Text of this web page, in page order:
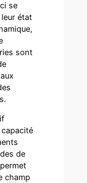
se
état
sont
de
champ